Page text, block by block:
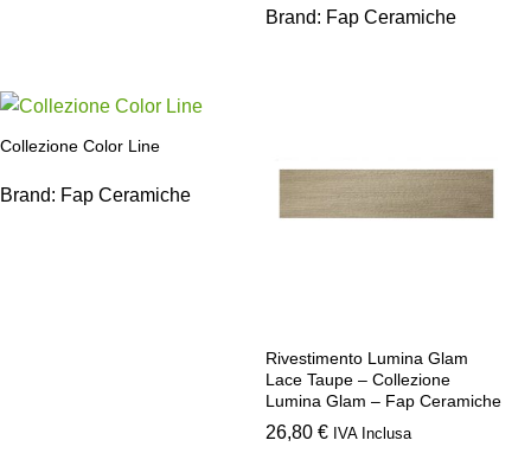
Brand: Fap Ceramiche
Collezione Color Line
Brand: Fap Ceramiche
Rivestimento Lumina Glam
Lace Taupe – Collezione
Lumina Glam – Fap Ceramiche
26,80 € IVA Inclusa